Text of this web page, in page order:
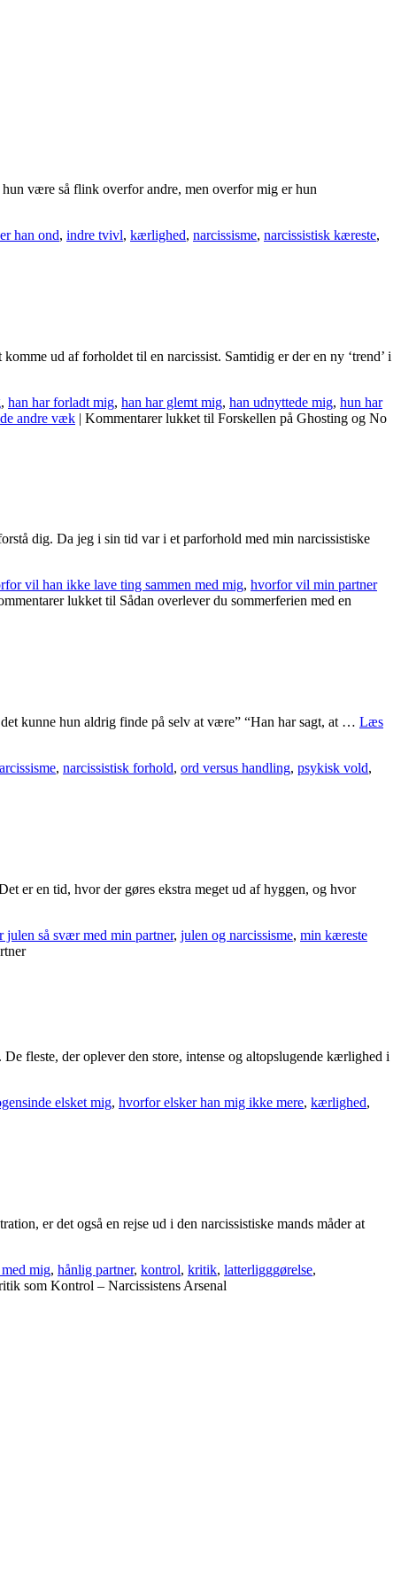
hun være så flink overfor andre, men overfor mig er hun
han ond, indre tvivl, kærlighed, narcissisme, narcissistisk kæreste,
ud af forholdet til en narcissist. Samtidig er der en ny ‘trend’ i
, han har forladt mig, han har glemt mig, han udnyttede mig, hun har
andre væk | Kommentarer lukket til Forskellen på Ghosting og No
dig. Da jeg i sin tid var i et parforhold med min narcissistiske
vil han ikke lave ting sammen med mig, hvorfor vil min partner
lukkettil Sådan overlever du sommerferien med en
kunne hun aldrig finde på selv at være” “Han har sagt, at … Læs
, narcissistisk forhold, ord versus handling, psykisk vold,
er en tid, hvor der gøres ekstra meget ud af hyggen, og hvor
julen så svær med min partner, julen og narcissisme, min kæreste
fleste, der oplever den store, intense og altopslugende kærlighed i
elsket mig, hvorfor elsker han mig ikke mere, kærlighed,
er det også en rejse ud i den narcissistiske mands måder at
mig, hånlig partner, kontrol, kritik, latterligggørelse,
som Kontrol – Narcissistens Arsenal